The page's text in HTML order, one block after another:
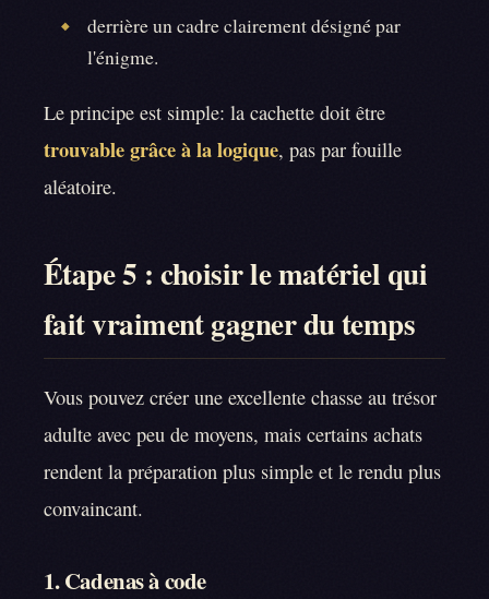
◆
derrière un cadre clairement désigné par
l'énigme.
Le principe est simple: la cachette doit être
trouvable grâce à la logique, pas par fouille
aléatoire.
Étape 5 : choisir le matériel qui
fait vraiment gagner du temps
Vous pouvez créer une excellente chasse au trésor
adulte avec peu de moyens, mais certains achats
rendent la préparation plus simple et le rendu plus
convaincant.
1. Cadenas à code